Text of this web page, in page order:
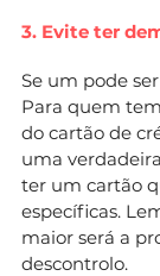
3. Evite ter
Se um pode
Para quem
do cartão de
uma
ter um cartão
específicas.
maior será a
descontrolo.